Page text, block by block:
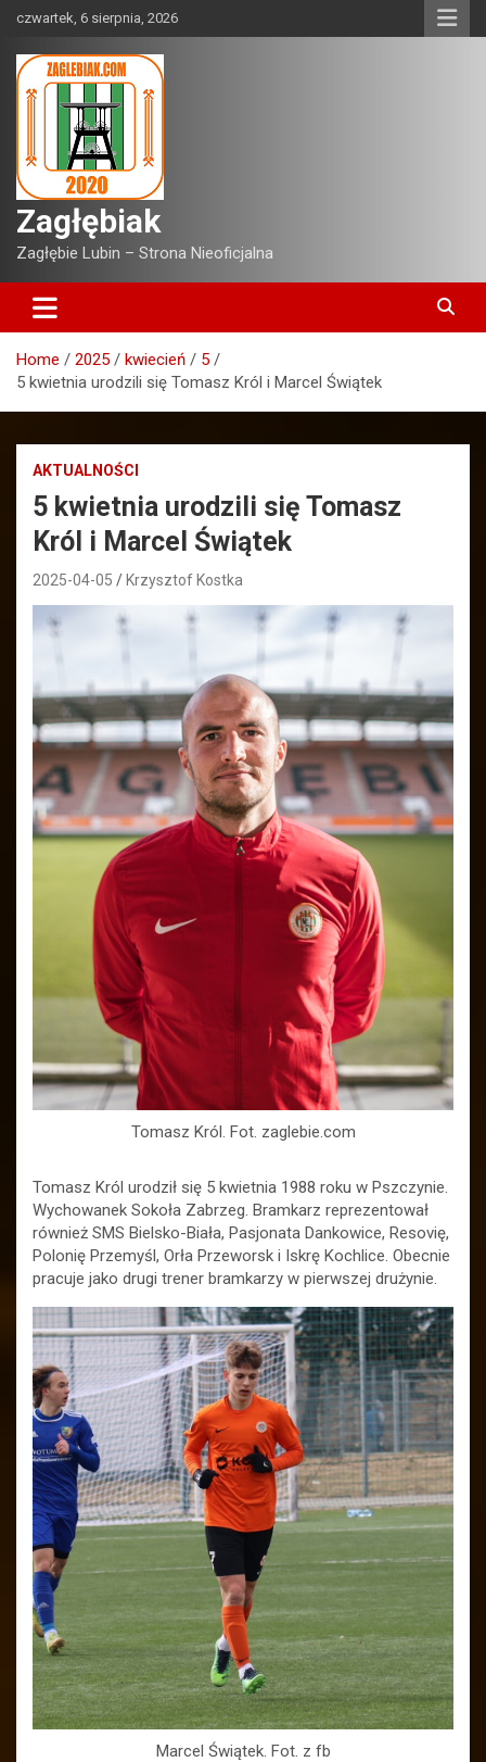
content
czwartek, 6 sierpnia, 2026
Zagłębiak
Zagłębie Lubin – Strona Nieoficjalna
Home 2025 kwiecień
5
5 kwietnia urodzili się Tomasz Król i Marcel Świątek
AKTUALNOŚCI
5 kwietnia urodzili się Tomasz
Król i Marcel Świątek
2025-04-05 Krzysztof Kostka
Tomasz Król. Fot. zaglebie.com
Tomasz Król urodził się 5 kwietnia 1988 roku w Pszczynie.
Wychowanek Sokoła Zabrzeg. Bramkarz reprezentował
również SMS Bielsko-Biała, Pasjonata Dankowice, Resovię,
Polonię Przemyśl, Orła Przeworsk i Iskrę Kochlice. Obecnie
pracuje jako drugi trener bramkarzy w pierwszej drużynie.
Marcel Świątek. Fot. z fb